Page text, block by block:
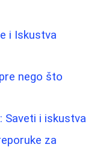
i Iskustva
nego što
Saveti i iskustva
za